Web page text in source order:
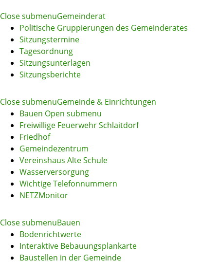
Close submenuGemeinderat
Politische Gruppierungen des Gemeinderates
Sitzungstermine
Tagesordnung
Sitzungsunterlagen
Sitzungsberichte
Close submenuGemeinde & Einrichtungen
Bauen Open submenu
Freiwillige Feuerwehr Schlaitdorf
Friedhof
Gemeindezentrum
Vereinshaus Alte Schule
Wasserversorgung
Wichtige Telefonnummern
NETZMonitor
Close submenuBauen
Bodenrichtwerte
Interaktive Bebauungsplankarte
Baustellen in der Gemeinde